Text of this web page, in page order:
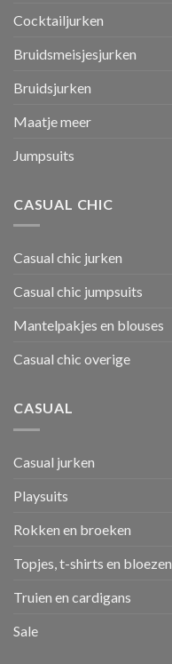
Cocktailjurken
Bruidsmeisjesjurken
Bruidsjurken
Maatje meer
Jumpsuits
CASUAL CHIC
Casual chic jurken
Casual chic jumpsuits
Mantelpakjes en blouses
Casual chic overige
CASUAL
Casual jurken
Playsuits
Rokken en broeken
Topjes, t-shirts en bloezen
Truien en cardigans
Sale